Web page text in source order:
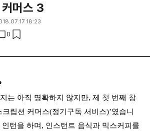
머스 3
18:23
0
는 아직 명확하지 않지만, 제 첫 번째 창
크립션 커머스(정기구독 서비스)’였습니
턴을 하며, 인스턴트 음식과 믹스커피를